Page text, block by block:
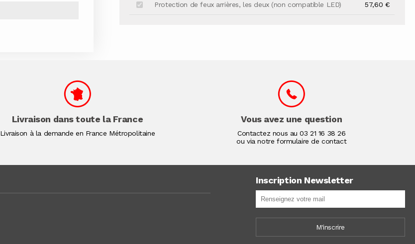
Protection de feux arrières, les deux (non compatible LED) 57,60 €
Livraison dans toute la France
Livraison à la demande en France Métropolitaine
Vous avez une question
Contactez nous au03 21 16 38 26
ou via notre formulaire de contact
Inscription Newsletter
M'inscrire